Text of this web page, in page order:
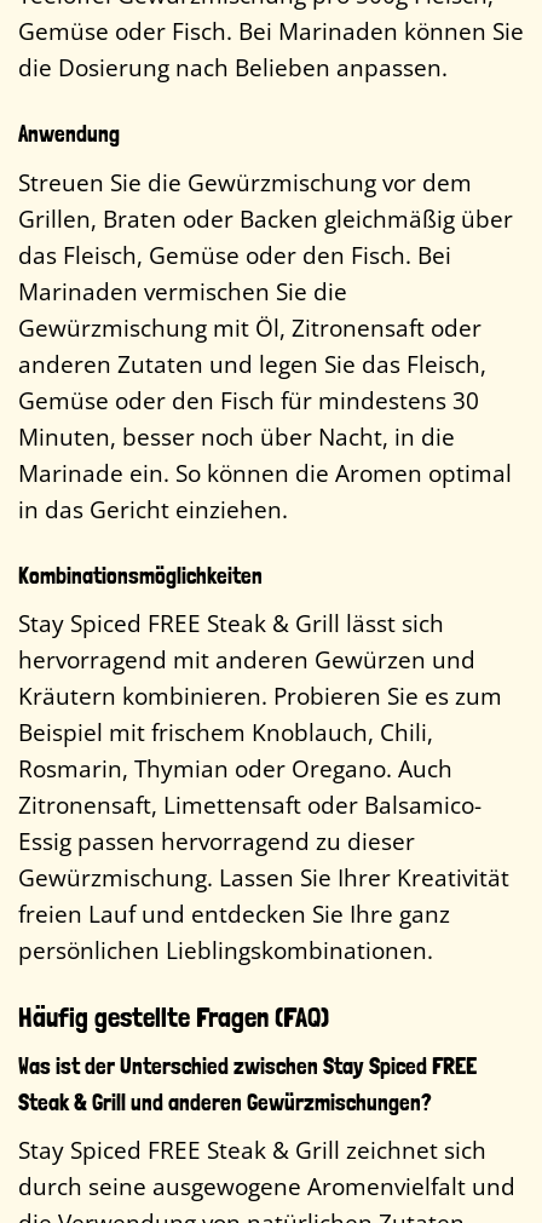
Gemüse oder Fisch. Bei Marinaden können Sie
die Dosierung nach Belieben anpassen.
Anwendung
Streuen Sie die Gewürzmischung vor dem
Grillen, Braten oder Backen gleichmäßig über
das Fleisch, Gemüse oder den Fisch. Bei
Marinaden vermischen Sie die
Gewürzmischung mit Öl, Zitronensaft oder
anderen Zutaten und legen Sie das Fleisch,
Gemüse oder den Fisch für mindestens 30
Minuten, besser noch über Nacht, in die
Marinade ein. So können die Aromen optimal
in das Gericht einziehen.
Kombinationsmöglichkeiten
Stay Spiced FREE Steak & Grill lässt sich
hervorragend mit anderen Gewürzen und
Kräutern kombinieren. Probieren Sie es zum
Beispiel mit frischem Knoblauch, Chili,
Rosmarin, Thymian oder Oregano. Auch
Zitronensaft, Limettensaft oder Balsamico-
Essig passen hervorragend zu dieser
Gewürzmischung. Lassen Sie Ihrer Kreativität
freien Lauf und entdecken Sie Ihre ganz
persönlichen Lieblingskombinationen.
Häufig gestellte Fragen (FAQ)
Was ist der Unterschied zwischen Stay Spiced FREE
Steak & Grill und anderen Gewürzmischungen?
Stay Spiced FREE Steak & Grill zeichnet sich
durch seine ausgewogene Aromenvielfalt und